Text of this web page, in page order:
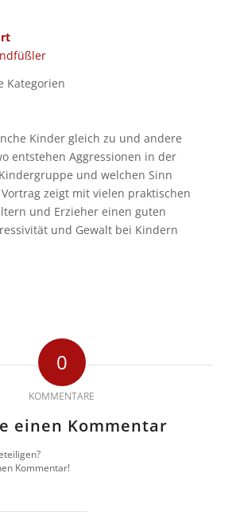
Kategorien
Kinder gleich zu und andere
entstehen Aggressionen in der
und welchen Sinn
zeigt mit vielen praktischen
und Erzieher einen guten
und Gewalt bei Kindern
0
KOMMENTARE
einen Kommentar
Kommentar!